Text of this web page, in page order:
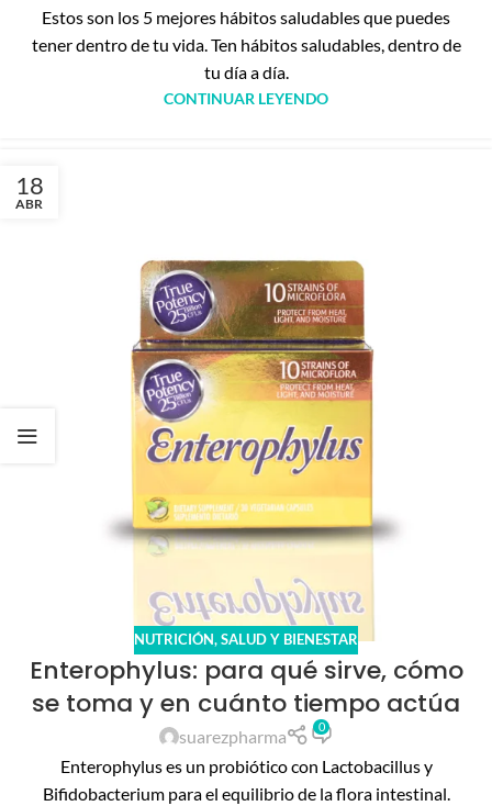
Estos son los 5 mejores hábitos saludables que puedes
tener dentro de tu vida. Ten hábitos saludables, dentro de
tu día a día.
CONTINUAR LEYENDO
18
ABR
NUTRICIÓN,SALUD Y BIENESTAR
Enterophylus: para qué sirve, cómo
se toma y en cuánto tiempo actúa
suarezpharma 0
Enterophylus es un probiótico con Lactobacillus y
Bifidobacterium para el equilibrio de la flora intestinal.